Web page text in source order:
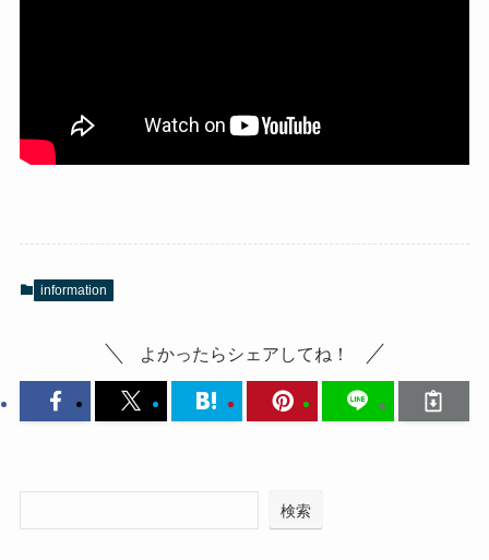
information
よかったらシェアしてね！
検索